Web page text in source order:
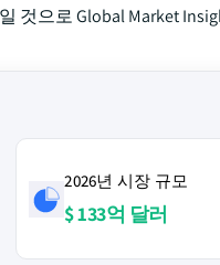
것으로 Global Market
2026년 시장 규모
$ 133억 달러